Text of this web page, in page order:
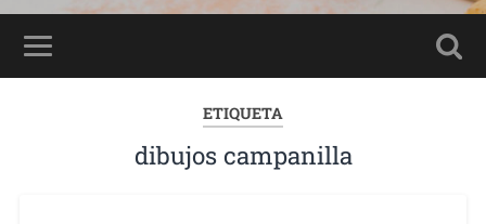
ETIQUETA
dibujos campanilla